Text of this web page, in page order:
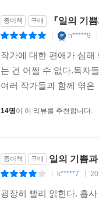
종이책 구매 『일의 기
h*****9
작가에 대한 편애가 심
는 건 어쩔 수 없다.독자
여러 작가들과 함께 엮
14명이 이 리뷰를 추천합니다.
종이책 구매 일의 기쁨
k*****7
굉장히 빨리 읽힌다. 흡